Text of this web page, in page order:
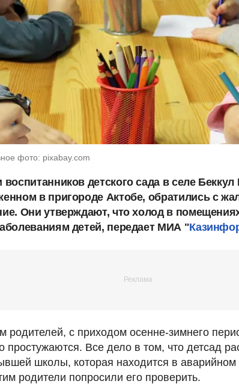
фото: pixabay.com
воспитанников детского сада в селе Беккул
в пригороде Актобе, обратились с
Они утверждают, что холод в
детей, передает МИА "
родителей, с приходом осенне-зимнего
простужаются. Все дело в том, что детсад
школы, которая находится в аварийном
родители попросили его проверить.